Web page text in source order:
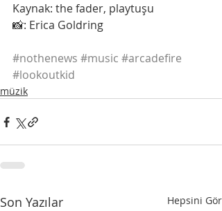
Kaynak: the fader, playtuşu
📸: Erica Goldring
#nothenews #music #arcadefire
#lookoutkid
müzik
Son Yazılar Hepsini Gör